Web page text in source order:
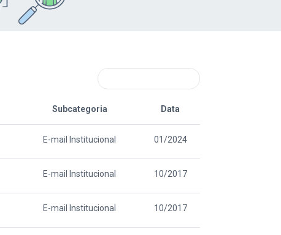
Subcategoria Data
E-mail Institucional 01/2024
E-mail Institucional 10/2017
E-mail Institucional 10/2017